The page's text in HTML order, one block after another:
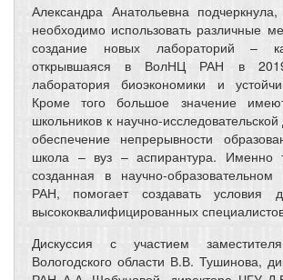
Александра Анатольевна
необходимо использовать различные
создание новых лабораторий –
открывшаяся в ВолНЦ РАН в
лаборатория биоэкономики и
Кроме того большое значение
школьников к научно-
обеспечение непрерывности
школа – вуз – аспирантура. Именно
созданная в научно-
РАН, помогает создавать условия
высококвалифицированных
Дискуссия с участием
Вологодского области В.В. Тушинова,